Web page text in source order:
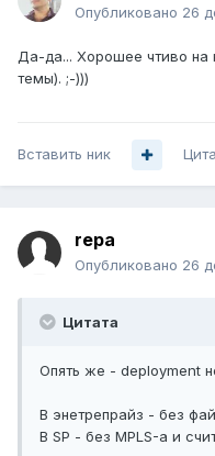
Опубликовано 26
Да-да... Хорошее чтиво на
темы). ;-)))
Вставить ник
repa
Опубликовано 26
Цитата
Опять же - deployment
В энетрепрайз - без
В SP - без MPLS-а и